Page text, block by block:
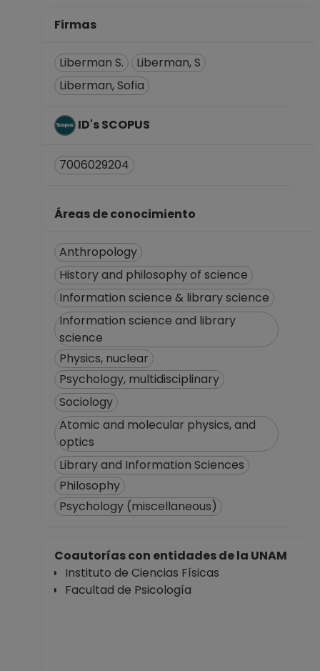
Firmas
Liberman S.
Liberman, S
Liberman, Sofia
ID's SCOPUS
7006029204
Áreas de conocimiento
Anthropology
History and philosophy of science
Information science & library science
Information science and library
science
Physics, nuclear
Psychology, multidisciplinary
Sociology
Atomic and molecular physics, and
optics
Library and Information Sciences
Philosophy
Psychology (miscellaneous)
Coautorías con entidades de la UNAM
Instituto de Ciencias Físicas
Facultad de Psicología